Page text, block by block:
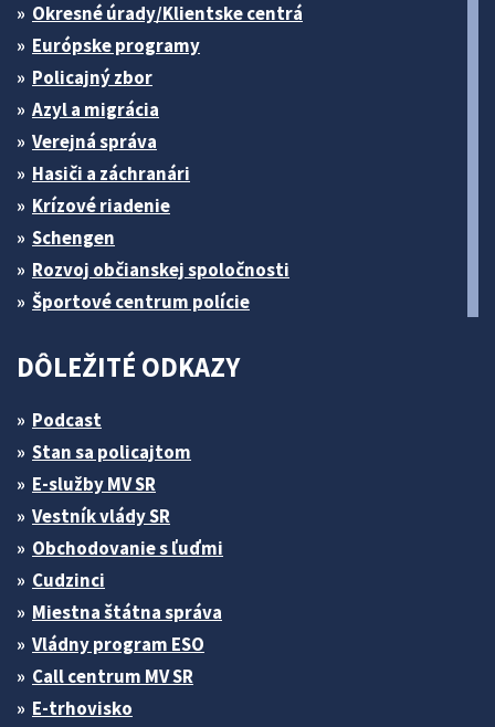
Okresné úrady/Klientske centrá
Európske programy
Policajný zbor
Azyl a migrácia
Verejná správa
Hasiči a záchranári
Krízové riadenie
Schengen
Rozvoj občianskej spoločnosti
Športové centrum polície
DÔLEŽITÉ ODKAZY
Podcast
Stan sa policajtom
E-služby MV SR
Vestník vlády SR
Obchodovanie s ľuďmi
Cudzinci
Miestna štátna správa
Vládny program ESO
Call centrum MV SR
E-trhovisko